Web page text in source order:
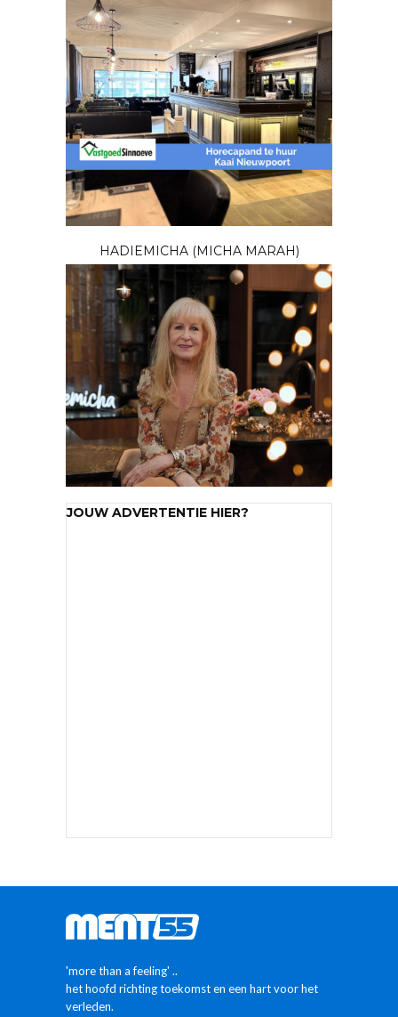
HADIEMICHA (MICHA MARAH)
JOUW ADVERTENTIE HIER?
'more than a feeling' ..
het hoofd richting toekomst en een hart voor het
verleden.